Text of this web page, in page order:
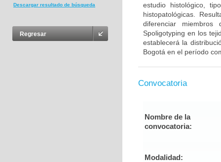
Descargar resultado de búsqueda
Regresar
estudio histológico,
histopatológicas.
diferenciar miembros
Spoligotyping en los
establecerá la
Bogotá en el período
Convocatoria
Nombre de la
convocatoria:
Modalidad: